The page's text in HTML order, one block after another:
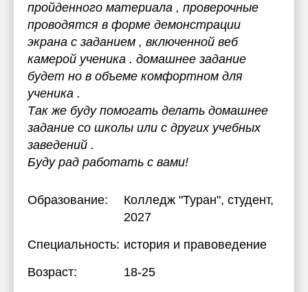
пройденного материала , проверочные
проводятся в форме демонстрации
экрана с заданием , включенной веб
камерой ученика . домашнее задание
будет но в объеме комфортном для
ученика .
Так же буду помогать делать домашнее
задание со школы или с других учебных
заведений .
Буду рад работать с вами!
Образование: Колледж "Туран", студент,
2027
Специальность: история и правоведение
Возраст:
18-25